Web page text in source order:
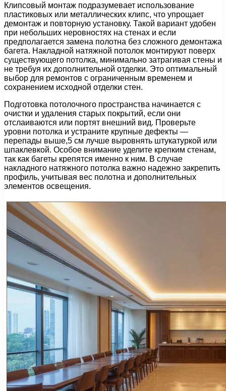
Клипсовый монтаж подразумевает использование
пластиковых или металлических клипс, что упрощает
демонтаж и повторную установку. Такой вариант удобен
при небольших неровностях на стенах и если
предполагается замена полотна без сложного демонтажа
багета. Накладной натяжной потолок монтируют поверх
существующего потолка, минимально затрагивая стены и
не требуя их дополнительной отделки. Это оптимальный
выбор для ремонтов с ограниченным временем и
сохранением исходной отделки стен.
Подготовка потолочного пространства начинается с
очистки и удаления старых покрытий, если они
отслаиваются или портят внешний вид. Проверьте
уровни потолка и устраните крупные дефекты —
перепады выше,5 см лучше выровнять штукатуркой или
шпаклевкой. Особое внимание уделите крепким стенам,
так как багеты крепятся именно к ним. В случае
накладного натяжного потолка важно надежно закрепить
профиль, учитывая вес полотна и дополнительных
элементов освещения.